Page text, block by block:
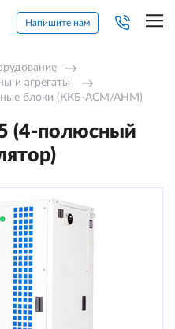
Напишите нам
→
и агрегаты →
блоки (ККБ-АСМ/АНМ)
(4-полюсный